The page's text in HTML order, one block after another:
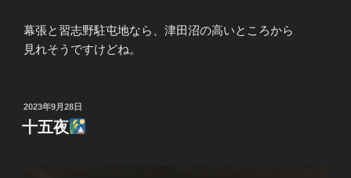
幕張と習志野駐屯地なら、津田沼の高いところから
見れそうですけどね。
投
稿
日:
2023年9月28日
十五夜